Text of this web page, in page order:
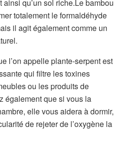
ainsi qu’un sol riche.Le bambou
totalement le formaldéhyde
il agit également comme un
l’on appelle plante-serpent est
qui filtre les toxines
ou les produits de
également que si vous la
elle vous aidera à dormir,
de rejeter de l’oxygène la